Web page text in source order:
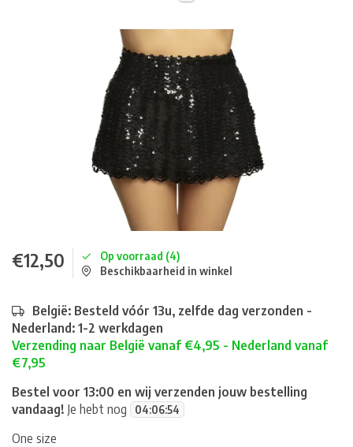
€12,50
Op voorraad (4)
Beschikbaarheid in winkel
België: Besteld vóór 13u, zelfde dag verzonden -
Nederland: 1-2 werkdagen
Verzending naar België vanaf €4,95 - Nederland vanaf
€7,95
Bestel voor 13:00 en wij verzenden jouw bestelling
vandaag! Je hebt nog 04:06:54
One size